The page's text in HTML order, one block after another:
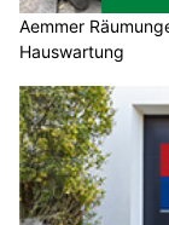
Aemmer
Hauswartung